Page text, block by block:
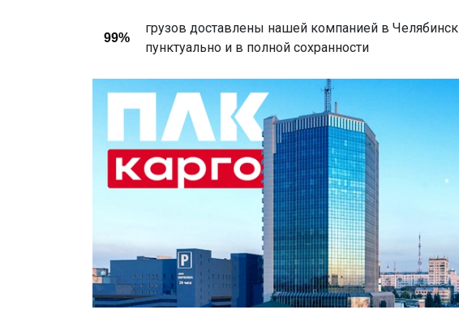
99%
грузов доставлены нашей компанией в Челябинск
пунктуально и в полной сохранности